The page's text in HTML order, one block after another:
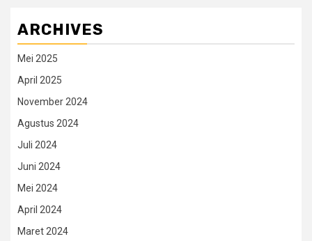
ARCHIVES
Mei 2025
April 2025
November 2024
Agustus 2024
Juli 2024
Juni 2024
Mei 2024
April 2024
Maret 2024